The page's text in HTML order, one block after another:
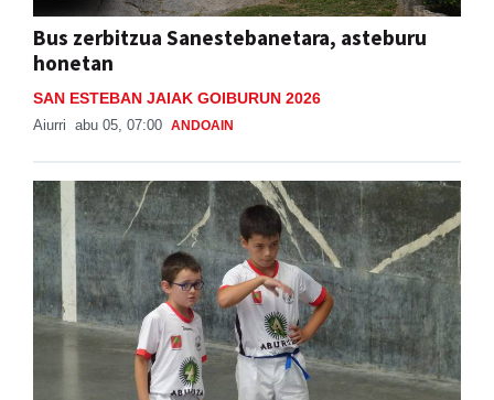
Bus zerbitzua Sanestebanetara, asteburu
honetan
SAN ESTEBAN JAIAK GOIBURUN 2026
Aiurri abu 05, 07:00 ANDOAIN